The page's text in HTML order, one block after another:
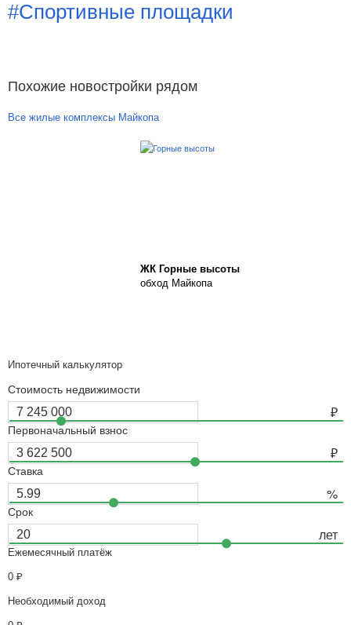
#Спортивные площадки
Похожие новостройки рядом
Все жилые комплексы Майкопа
ЖК Горные высоты
обход Майкопа
Ипотечный калькулятор
Стоимость недвижимости
Первоначальный взнос
Ставка
Срок
Ежемесячный платёж
0 ₽
Необходимый доход